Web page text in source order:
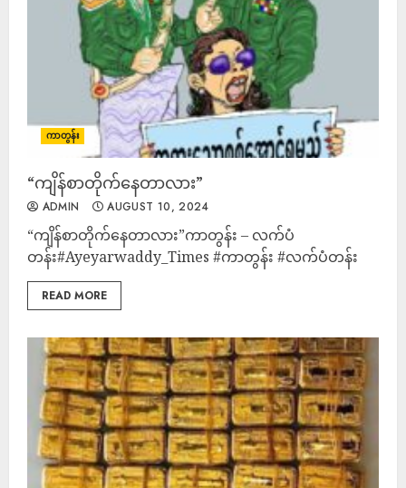
ကာတွန်း
“ကျိန်စာတိုက်နေတာလား”
ADMIN AUGUST 10, 2024
“ကျိန်စာတိုက်နေတာလား”ကာတွန်း – လက်ပံ
တန်း#Ayeyarwaddy_Times #ကာတွန်း #လက်ပံတန်း
READ MORE